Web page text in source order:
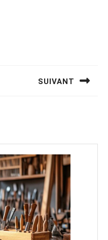
SUIVANT